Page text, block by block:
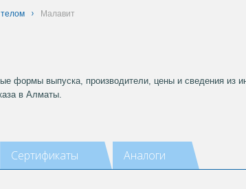
Малавит
формы выпуска, производители, цены и сведения из
в Алматы.
Сертификаты Аналоги